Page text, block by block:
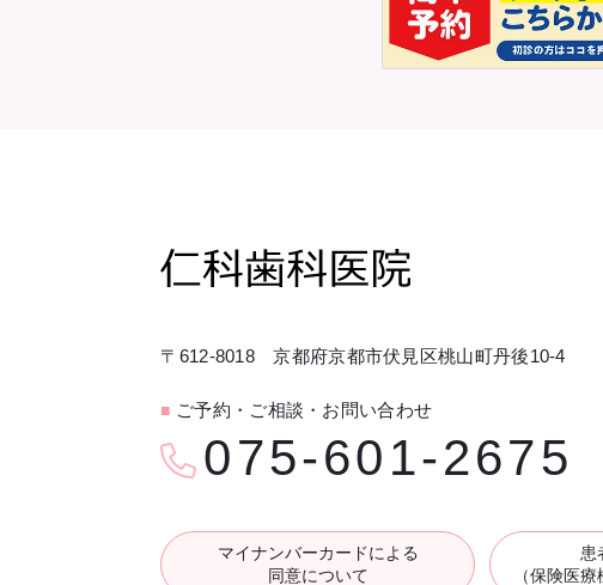
〒612-8018 京都府京都市伏見区桃山町丹後10-4
■ ご予約・ご相談・お問い合わせ
075-601-2675
マイナンバーカードによる
同意について
患
（保険医